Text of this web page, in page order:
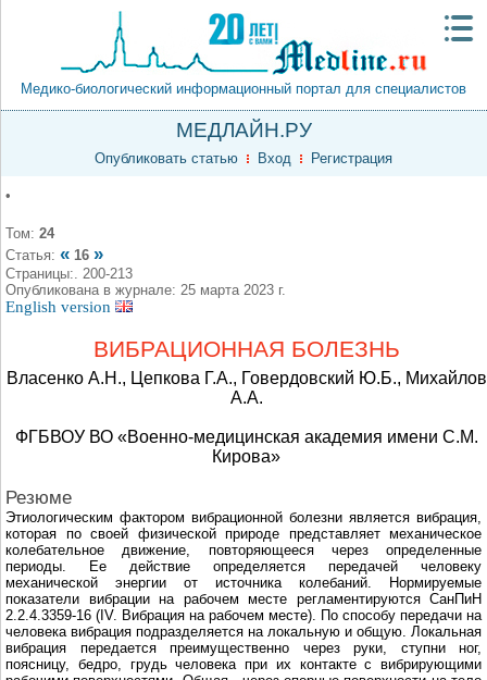
Медико-биологический информационный портал для специалистов
МЕДЛАЙН.РУ
Опубликовать статью Вход Регистрация
•
Том: 24
Статья: « 16 »
Страницы:. 200-213
Опубликована в журнале: 25 марта 2023 г.
English version
ВИБРАЦИОННАЯ БОЛЕЗНЬ
Власенко А.Н., Цепкова Г.А., Говердовский Ю.Б., Михайлов
А.А.
ФГБВОУ ВО «Военно-медицинская академия имени С.М.
Кирова»
Резюме
Этиологическим фактором вибрационной болезни является вибрация,
которая по своей физической природе представляет механическое
колебательное движение, повторяющееся через определенные
периоды. Ее действие определяется передачей человеку
механической энергии от источника колебаний. Нормируемые
показатели вибрации на рабочем месте регламентируются СанПиН
2.2.4.3359-16 (IV. Вибрация на рабочем месте). По способу передачи на
человека вибрация подразделяется на локальную и общую. Локальная
вибрация передается преимущественно через руки, ступни ног,
поясницу, бедро, грудь человека при их контакте с вибрирующими